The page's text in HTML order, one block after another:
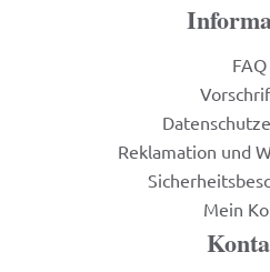
FAQ
Reklamation und
Mein